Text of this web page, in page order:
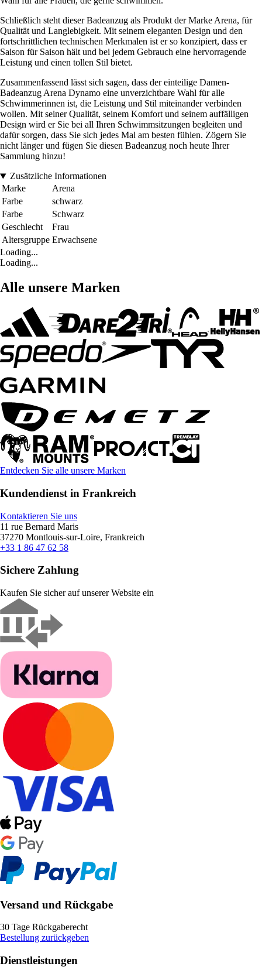
Schließlich steht dieser Badeanzug als Produkt der Marke Arena, für
Qualität und Langlebigkeit. Mit seinem eleganten Design und den
fortschrittlichen technischen Merkmalen ist er so konzipiert, dass er
Saison für Saison hält und bei jedem Gebrauch eine hervorragende
Leistung und einen tollen Stil bietet.
Zusammenfassend lässt sich sagen, dass der einteilige Damen-
Badeanzug Arena Dynamo eine unverzichtbare Wahl für alle
Schwimmerinnen ist, die Leistung und Stil miteinander verbinden
wollen. Mit seiner Qualität, seinem Komfort und seinem auffälligen
Design wird er Sie bei all Ihren Schwimmsitzungen begleiten und
dafür sorgen, dass Sie sich jedes Mal am besten fühlen. Zögern Sie
nicht länger und fügen Sie diesen Badeanzug noch heute Ihrer
Sammlung hinzu!
Zusätzliche Informationen
Marke
Arena
Farbe
schwarz
Farbe
Schwarz
Geschlecht
Frau
Altersgruppe Erwachsene
Loading...
Loading...
Alle unsere Marken
Entdecken Sie alle unsere Marken
Kundendienst in Frankreich
Kontaktieren Sie uns
11 rue Bernard Maris
37270 Montlouis-sur-Loire, Frankreich
+33 1 86 47 62 58
Sichere Zahlung
Kaufen Sie sicher auf unserer Website ein
Versand und Rückgabe
30 Tage Rückgaberecht
Bestellung zurückgeben
Dienstleistungen